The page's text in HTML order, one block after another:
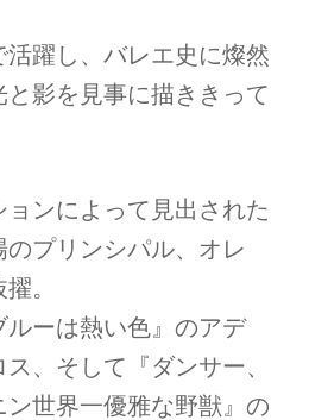
躍し、バレエ史に燦然
影を見事に描ききって
ンによって見出された
プリンシパル、オレ
。
ーは熱い色』のアデ
、そして『ダンサー、
世界一優雅な野獣』の